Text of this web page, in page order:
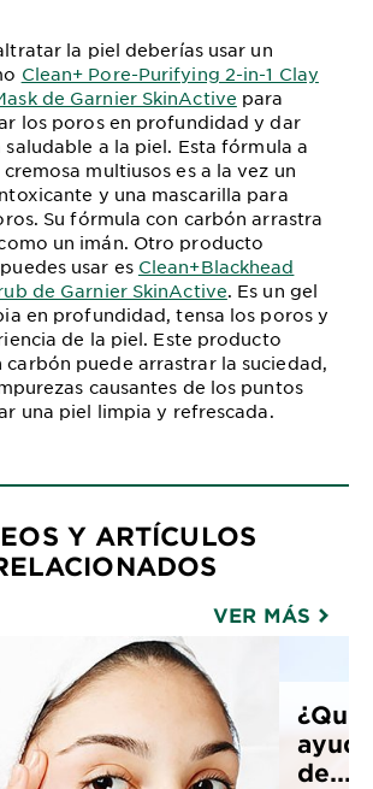
la piel deberías usar un
Clean+ Pore-Purifying 2-in-1 Clay
de Garnier SkinActive para
los poros en profundidad y dar
saludable a la piel. Esta fórmula a
multiusos es a la vez un
y una mascarilla para
Su fórmula con carbón arrastra
un imán. Otro producto
usar es Clean+Blackhead
de Garnier SkinActive. Es un gel
en profundidad, tensa los poros y
de la piel. Este producto
puede arrastrar la suciedad,
causantes de los puntos
una piel limpia y refrescada.
Y ARTÍCULOS
VER MÁS
de...